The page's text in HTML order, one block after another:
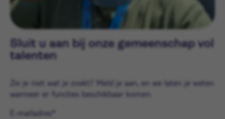
Sluit u aan bij onze gemeenschap vol
talenten
Zie je niet wat je zoekt? Meld je aan, en we laten je weten
wanneer er functies beschikbaar komen.
E-mailadres